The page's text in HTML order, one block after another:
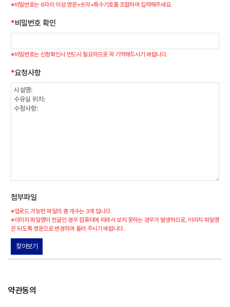
※비밀번호는 6자리 이상 영문+숫자+특수기호를 조합하여 입력해주세요.
*비밀번호 확인
※비밀번호는 신청확인시 반드시 필요하므로 꼭 기억해두시기 바랍니다.
*요청사항
첨부파일
※업로드 가능한 파일의 총 개수는 3개 입니다.
※이미지 파일명이 한글인 경우 컴퓨터에 따라서 보지 못하는 경우가 발생하므로, 이미지 파일명
은 되도록 영문으로 변경하여 올려 주시기 바랍니다.
찾아보기
약관동의